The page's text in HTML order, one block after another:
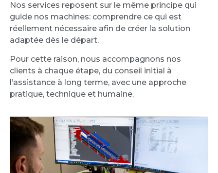
Nos services reposent sur le même principe qui
guide nos machines: comprendre ce qui est
réellement nécessaire afin de créer la solution
adaptée dès le départ.
Pour cette raison, nous accompagnons nos
clients à chaque étape, du conseil initial à
l’assistance à long terme, avec une approche
pratique, technique et humaine.